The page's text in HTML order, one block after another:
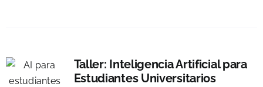
Taller: Inteligencia Artificial para
Estudiantes Universitarios